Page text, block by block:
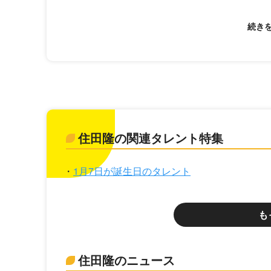
住田隆の関連タレント特集
1月7日が誕生日のタレント
住田隆のニュース